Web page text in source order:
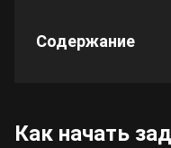
Все игры
Содержание
Как начать